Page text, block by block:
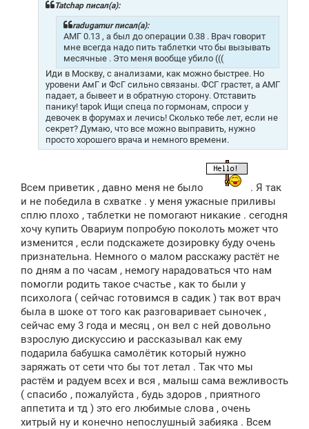
Tatchap писал(а):
radugamur писал(а):
АМГ 0.13 , а был до операции 0.38 . Врач говорит
мне всегда надо пить таблетки что бы вызывать
месячные . Это меня вообще убило (((
Иди в Москву, с анализами, как можно быстрее. Но
уровени АмГ и ФсГ сильно связаны. ФСГ грастет, а АМГ
падает, а бывеет и в обратную сторону. Отставить
панику! tapok Ищи спеца по гормонам, спроси у
девочек в форумах и лечись! Сколько тебе лет, если не
секрет? Думаю, что все можно выправить, нужно
просто хорошего врача и немного времени.
Всем приветик , давно меня не было
. Я так
и не победила в схватке . у меня ужасные приливы
сплю плохо , таблетки не помогают никакие . сегодня
хочу купить Овариум попробую поколоть может что
изменится , если подскажете дозировку буду очень
признательна. Немного о малом расскажу растёт не
по дням а по часам , немогу нарадоваться что нам
помогли родить такое счастье , как то были у
психолога ( сейчас готовимся в садик ) так вот врач
была в шоке от того как разговаривает сыночек ,
сейчас ему 3 года и месяц , он вел с ней довольно
взрослую дискуссию и рассказывал как ему
подарила бабушка самолётик который нужно
заряжать от сети что бы тот летал . Так что мы
растём и радуем всех и вся , малыш сама вежливость
( спасибо , пожалуйста , будь здоров , приятного
аппетита и тд ) это его любимые слова , очень
хитрый ну и конечно непослушный забияка . Всем